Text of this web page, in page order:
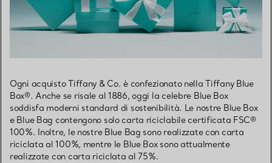
Ogni acquisto Tiffany & Co. è confezionato nella Tiffany Blue
Box®. Anche se risale al 1886, oggi la celebre Blue Box
soddisfa moderni standard di sostenibilità. Le nostre Blue Box
e Blue Bag contengono solo carta riciclabile certificata FSC®
100%. Inoltre, le nostre Blue Bag sono realizzate con carta
riciclata al 100%, mentre le Blue Box sono attualmente
realizzate con carta riciclata al 75%.